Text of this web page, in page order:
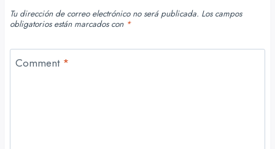
Tu dirección de correo electrónico no será publicada. Los campos
obligatorios están marcados con *
Comment *